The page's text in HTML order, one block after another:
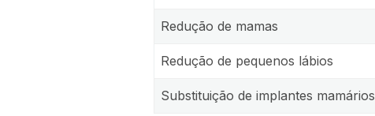
Redução de mamas
Redução de pequenos lábios
Substituição de implantes mamários